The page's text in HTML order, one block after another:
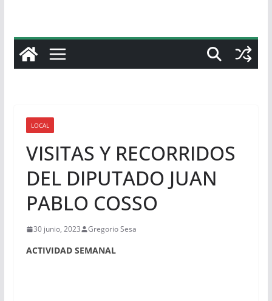
LOCAL
VISITAS Y RECORRIDOS
DEL DIPUTADO JUAN
PABLO COSSO
30 junio, 2023 Gregorio Sesa
ACTIVIDAD SEMANAL